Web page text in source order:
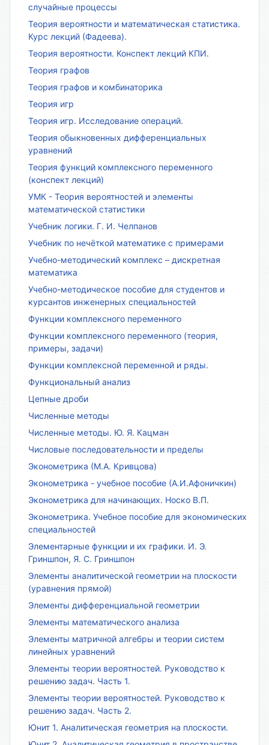
случайные процессы
Теория вероятности и математическая статистика.
Курс лекций (Фадеева).
Теория вероятности. Конспект лекций КПИ.
Теория графов
Теория графов и комбинаторика
Теория игр
Теория игр. Исследование операций.
Теория обыкновенных дифференциальных
уравнений
Теория функций комплексного переменного
(конспект лекций)
УМК - Теория вероятностей и элементы
математической статистики
Учебник логики. Г. И. Челпанов
Учебник по нечёткой математике с примерами
Учебно-методический комплекс – дискретная
математика
Учебно-методическое пособие для студентов и
курсантов инженерных специальностей
Функции комплексного переменного
Функции комплексного переменного (теория,
примеры, задачи)
Функции комплексной переменной и ряды.
Функциональный анализ
Цепные дроби
Численные методы
Численные методы. Ю. Я. Кацман
Числовые последовательности и пределы
Эконометрика (М.А. Кривцова)
Эконометрика - учебное пособие (А.И.Афоничкин)
Эконометрика для начинающих. Носко В.П.
Эконометрика. Учебное пособие для экономических
специальностей
Элементарные функции и их графики. И. Э.
Гриншпон, Я. С. Гриншпон
Элементы аналитической геометрии на плоскости
(уравнения прямой)
Элементы дифференциальной геометрии
Элементы математического анализа
Элементы матричной алгебры и теории систем
линейных уравнений
Элементы теории вероятностей. Руководство к
решению задач. Часть 1.
Элементы теории вероятностей. Руководство к
решению задач. Часть 2.
Юнит 1. Аналитическая геометрия на плоскости.